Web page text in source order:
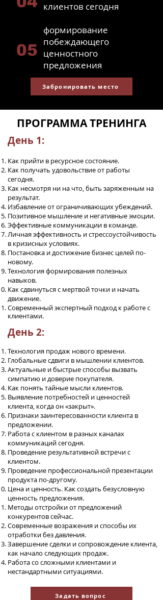
05
Забронировать место
клиентов сегодня
формирование
побеждающего
ценностного
предложения
ПРОГРАММА ТРЕНИНГА
День 1:
Как прийти в ресурсное состояние.
Как получать удовольствие от работы
сегодня.
Как несмотря ни на что, быть заряженным на
результат.
Избавление от ограничивающих убеждений.
Позитивное мышление и негативные эмоции.
Эффективные коммуникации в команде.
Личная эффективность и стрессоустойчивость
в кризисных условиях.
Постановка и достижение бизнес целей по-
новому.
Технология формирования полезных
навыков.
Как сдвинуться с мертвой точки и начать
движение.
Современный экспертный подход к работе с
клиентами.
День 2:
Технология продаж нового времени.
Глобальные сдвиги в мышлении клиентов.
Актуальные и быстрые способы вызвать
симпатию и доверие покупателя.
Как понять тайные мысли клиентов.
Выявление потребностей и ценностей
клиента, когда он «закрыт».
Признаки заинтересованности клиента в
предложении.
Работа с клиентом в разных каналах
коммуникаций сегодня.
Проведение результативной встречи с
клиентом.
Проведение профессиональной презентации
продукта по-другому.
Цена и ценность. Как создать безусловную
ценность предложения.
Методы отстройки от предложений
конкурентов сейчас.
Современные возражения и способы их
отработки без давления.
Завершение сделки и сопровождение клиента,
как начало следующих продаж.
Работа со сложными клиентами и
нестандартными ситуациями.
Задать вопрос